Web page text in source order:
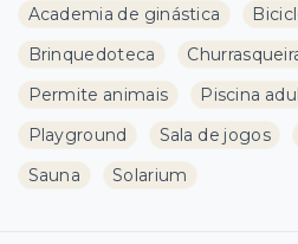
Academia de ginástica
Brinquedoteca
Permite animais
Piscina
Playground
Sala de jogos
Sauna
Solarium